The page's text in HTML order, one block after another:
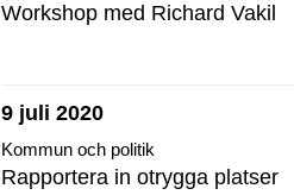
Workshop med Richard Vakil
9 juli 2020
Kommun och politik
Rapportera in otrygga platser